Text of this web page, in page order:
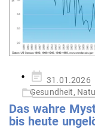
Gepostet
am
31.01.2026
Gesundheit,
Das wahre
bis heute